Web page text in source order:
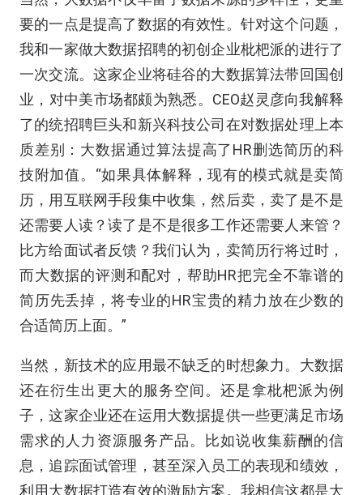
要的一点是提高了数据的有效性。针对这个问题，
我和一家做大数据招聘的初创企业枇杷派的进行了
一次交流。这家企业将硅谷的大数据算法带回国创
业，对中美市场都颇为熟悉。CEO赵灵彦向我解释
了的统招聘巨头和新兴科技公司在对数据处理上本
质差别：大数据通过算法提高了HR删选简历的科
技附加值。“如果具体解释，现有的模式就是卖简
历，用互联网手段集中收集，然后卖，卖了是不是
还需要人读？读了是不是很多工作还需要人来管？
比方给面试者反馈？我们认为，卖简历行将过时，
而大数据的评测和配对，帮助HR把完全不靠谱的
简历先丢掉，将专业的HR宝贵的精力放在少数的
合适简历上面。”
当然，新技术的应用最不缺乏的时想象力。大数据
还在衍生出更大的服务空间。还是拿枇杷派为例
子，这家企业还在运用大数据提供一些更满足市场
需求的人力资源服务产品。比如说收集薪酬的信
息，追踪面试管理，甚至深入员工的表现和绩效，
利用大数据打造有效的激励方案。我相信这都是大